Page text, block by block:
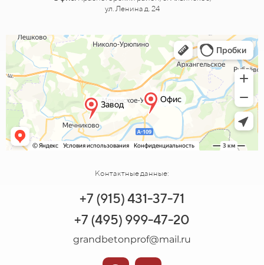
ул. Ленина д. 24
Контактные данные:
+7 (915) 431-37-71
+7 (495) 999-47-20
grandbetonprof@mail.ru